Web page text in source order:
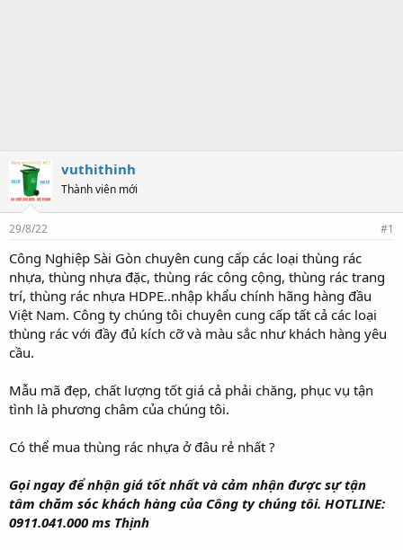
vuthithinh
Thành viên mới
29/8/22 #1
Công Nghiệp Sài Gòn chuyên cung cấp các loại thùng rác
nhựa, thùng nhựa đặc, thùng rác công cộng, thùng rác trang
trí, thùng rác nhựa HDPE..nhập khẩu chính hãng hàng đầu
Việt Nam. Công ty chúng tôi chuyên cung cấp tất cả các loại
thùng rác với đầy đủ kích cỡ và màu sắc như khách hàng yêu
cầu.
Mẫu mã đẹp, chất lượng tốt giá cả phải chăng, phục vụ tận
tình là phương châm của chúng tôi.
Có thể mua thùng rác nhựa ở đâu rẻ nhất ?
Gọi ngay để nhận giá tốt nhất và cảm nhận được sự tận
tâm chăm sóc khách hàng của Công ty chúng tôi. HOTLINE:
0911.041.000 ms Thịnh